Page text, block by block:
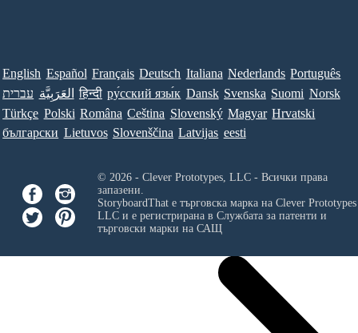
English Español Français Deutsch Italiana Nederlands Português
עברית العَرَبِيَّة हिन्दी ру́сский язы́к Dansk Svenska Suomi Norsk
Türkçe Polski Româna Ceština Slovenský Magyar Hrvatski
български Lietuvos Slovenščina Latvijas eesti
© 2026 - Clever Prototypes, LLC - Всички права
запазени.
StoryboardThat е търговска марка на Clever
LLCи е регистрирана в Службата за патенти и
търговски марки на САЩ